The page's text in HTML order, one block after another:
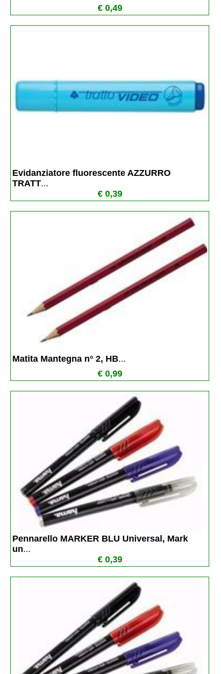
€ 0,49
Evidanziatore fluorescente AZZURRO
TRATT...
€ 0,39
Matita Mantegna n° 2, HB...
€ 0,99
Pennarello MARKER BLU Universal, Mark
un...
€ 0,39